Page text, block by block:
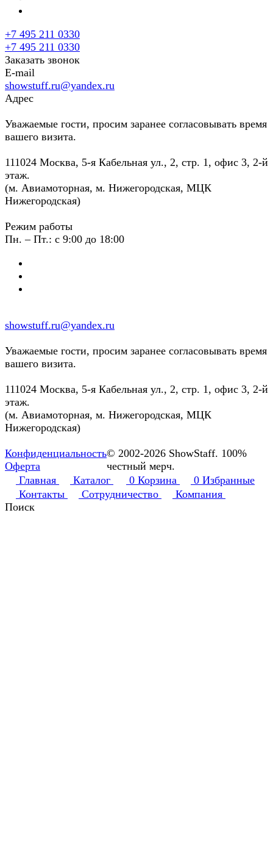
+7 495 211 0330
+7 495 211 0330
Заказать звонок
E-mail
showstuff.ru@yandex.ru
Адрес
Уважаемые гости, просим заранее согласовывать время
вашего визита.
111024 Москва, 5-я Кабельная ул., 2, стр. 1, офис 3, 2-й
этаж.
(м. Авиамоторная, м. Нижегородская, МЦК
Нижегородская)
Режим работы
Пн. – Пт.: с 9:00 до 18:00
showstuff.ru@yandex.ru
Уважаемые гости, просим заранее согласовывать время
вашего визита.
111024 Москва, 5-я Кабельная ул., 2, стр. 1, офис 3, 2-й
этаж.
(м. Авиамоторная, м. Нижегородская, МЦК
Нижегородская)
Конфиденциальность
Оферта
© 2002-2026 ShowStaff. 100%
честный мерч.
Главная
Каталог 0 Корзина 0 Избранные
Контакты
Сотрудничество
Компания
Поиск